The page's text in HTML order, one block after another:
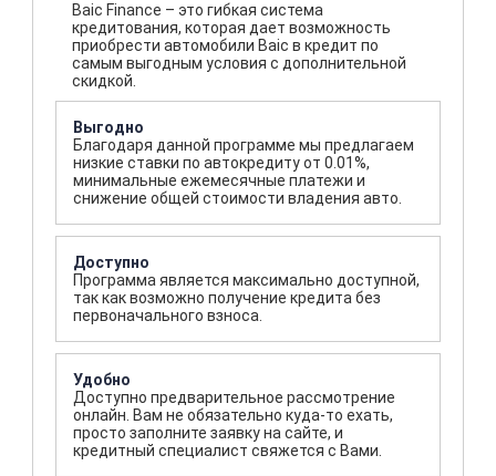
Baic Finance – это гибкая система
кредитования, которая дает возможность
приобрести автомобили Baic в кредит по
самым выгодным условия с дополнительной
скидкой.
Выгодно
Благодаря данной программе мы предлагаем
низкие ставки по автокредиту от 0.01%,
минимальные ежемесячные платежи и
снижение общей стоимости владения авто.
Доступно
Программа является максимально доступной,
так как возможно получение кредита без
первоначального взноса.
Удобно
Доступно предварительное рассмотрение
онлайн. Вам не обязательно куда-то ехать,
просто заполните заявку на сайте, и
кредитный специалист свяжется с Вами.